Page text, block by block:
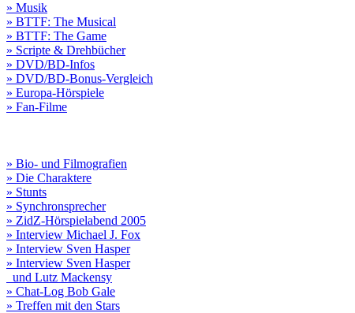
» Musik
» BTTF: The Musical
» BTTF: The Game
» Scripte & Drehbücher
» DVD/BD-Infos
» DVD/BD-Bonus-Vergleich
» Europa-Hörspiele
» Fan-Filme
» Bio- und Filmografien
» Die Charaktere
» Stunts
» Synchronsprecher
» ZidZ-Hörspielabend 2005
» Interview Michael J. Fox
» Interview Sven Hasper
» Interview Sven Hasper
und Lutz Mackensy
» Chat-Log Bob Gale
» Treffen mit den Stars